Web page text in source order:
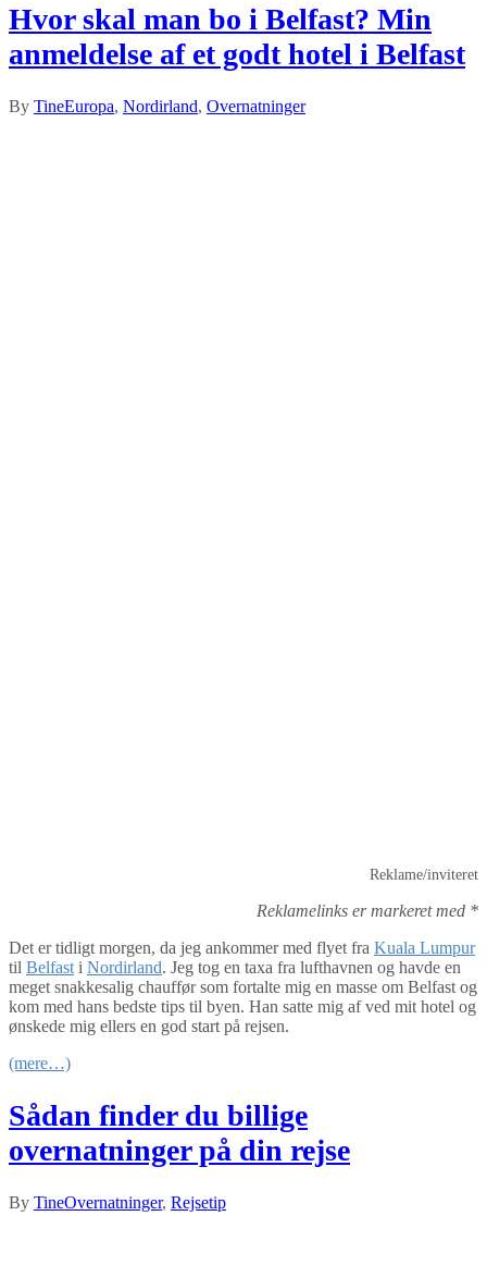
Hvor skal man bo i Belfast? Min
anmeldelse af et godt hotel i Belfast
By TineEuropa, Nordirland, Overnatninger
Reklame/inviteret
Reklamelinks er markeret med *
Det er tidligt morgen, da jeg ankommer med flyet fra Kuala Lumpur
til Belfast i Nordirland. Jeg tog en taxa fra lufthavnen og havde en
meget snakkesalig chauffør som fortalte mig en masse om Belfast og
kom med hans bedste tips til byen. Han satte mig af ved mit hotel og
ønskede mig ellers en god start på rejsen.
(mere…)
Sådan finder du billige
overnatninger på din rejse
By TineOvernatninger, Rejsetip